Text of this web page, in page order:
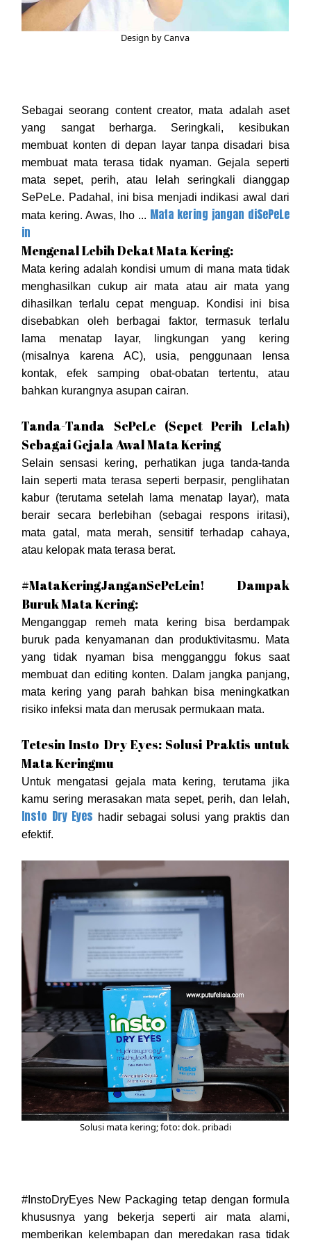
Design by Canva
Sebagai seorang content creator, mata adalah aset
yang sangat berharga. Seringkali, kesibukan
membuat konten di depan layar tanpa disadari bisa
membuat mata terasa tidak nyaman. Gejala seperti
mata sepet, perih, atau lelah seringkali dianggap
SePeLe. Padahal, ini bisa menjadi indikasi awal dari
mata kering. Awas, lho ... Mata kering jangan diSePeLe
in
Mengenal Lebih Dekat Mata Kering:
Mata kering adalah kondisi umum di mana mata tidak
menghasilkan cukup air mata atau air mata yang
dihasilkan terlalu cepat menguap. Kondisi ini bisa
disebabkan oleh berbagai faktor, termasuk terlalu
lama menatap layar, lingkungan yang kering
(misalnya karena AC), usia, penggunaan lensa
kontak, efek samping obat-obatan tertentu, atau
bahkan kurangnya asupan cairan.
Tanda-Tanda SePeLe (Sepet Perih Lelah)
Sebagai Gejala Awal Mata Kering
Selain sensasi kering, perhatikan juga tanda-tanda
lain seperti mata terasa seperti berpasir, penglihatan
kabur (terutama setelah lama menatap layar), mata
berair secara berlebihan (sebagai respons iritasi),
mata gatal, mata merah, sensitif terhadap cahaya,
atau kelopak mata terasa berat.
#MataKeringJanganSePeLein! Dampak
Buruk Mata Kering:
Menganggap remeh mata kering bisa berdampak
buruk pada kenyamanan dan produktivitasmu. Mata
yang tidak nyaman bisa mengganggu fokus saat
membuat dan editing konten. Dalam jangka panjang,
mata kering yang parah bahkan bisa meningkatkan
risiko infeksi mata dan merusak permukaan mata.
Tetesin Insto Dry Eyes: Solusi Praktis untuk
Mata Keringmu
Untuk mengatasi gejala mata kering, terutama jika
kamu sering merasakan mata sepet, perih, dan lelah,
Insto Dry Eyes hadir sebagai solusi yang praktis dan
efektif.
Solusi mata kering; foto: dok. pribadi
#InstoDryEyes New Packaging tetap dengan formula
khususnya yang bekerja seperti air mata alami,
memberikan kelembapan dan meredakan rasa tidak